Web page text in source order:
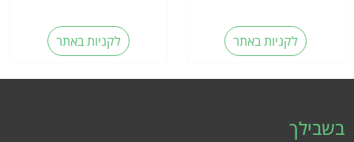
לקניות באתר לקניות באתר
בשבילך